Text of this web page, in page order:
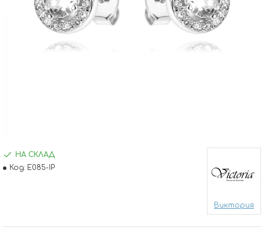
НА СКЛАД
Код: E085-IP
Виктория